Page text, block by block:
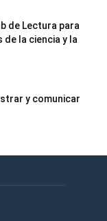
de Lectura para
la ciencia y la
y comunicar